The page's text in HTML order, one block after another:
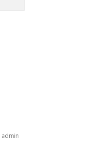
admin